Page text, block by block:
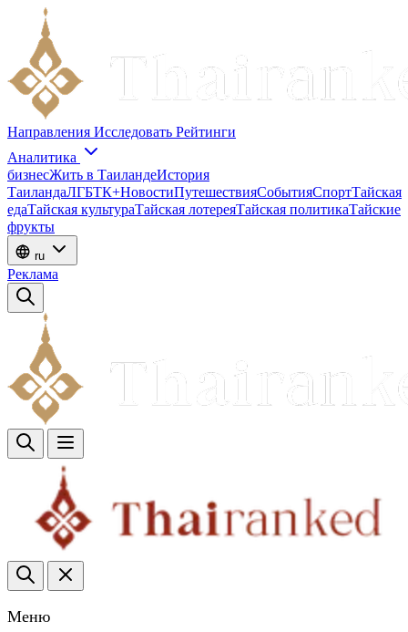
Направления Исследовать Рейтинги
Аналитика
бизнесЖить в ТаиландеИстория
ТаиландаЛГБТК+НовостиПутешествияСобытияСпортТайская
едаТайская культураТайская лотереяТайская политикаТайские
фрукты
ru
Реклама
Меню